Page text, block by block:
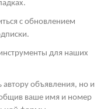
с обновлением
для наших
объявления, но и
ваше имя и номер